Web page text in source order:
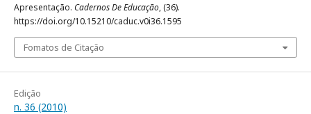
Apresentação. Cadernos De Educação, (36).
https://doi.org/10.15210/caduc.v0i36.1595
Fomatos de Citação
Edição
n. 36 (2010)